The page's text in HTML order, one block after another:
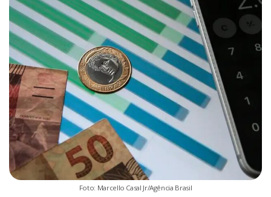
Foto: Marcello Casal Jr/Agência Brasil